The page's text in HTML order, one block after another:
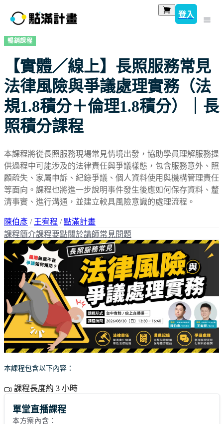
登入
暢銷課程
【實體／線上】長照服務常見
法律風險與爭議處理實務（法
規1.8積分＋倫理1.8積分）｜長
照積分課程
本課程將從長照服務現場常見情境出發，協助學員理解服務提
供過程中可能涉及的法律責任與爭議樣態，包含服務意外、照
顧疏失、家屬申訴、紀錄爭議、個人資料使用與機構管理責任
等面向。課程也將進一步說明事件發生後應如何保存資料、釐
清事實、進行溝通，並建立較具風險意識的處理流程。
陳伯彥 / 王宥程 /點滿計畫
課程簡介課程要點關於講師常見問題
本課程包含以下內容：
課程長度約 3 小時
單堂直播課程
本方案內含：